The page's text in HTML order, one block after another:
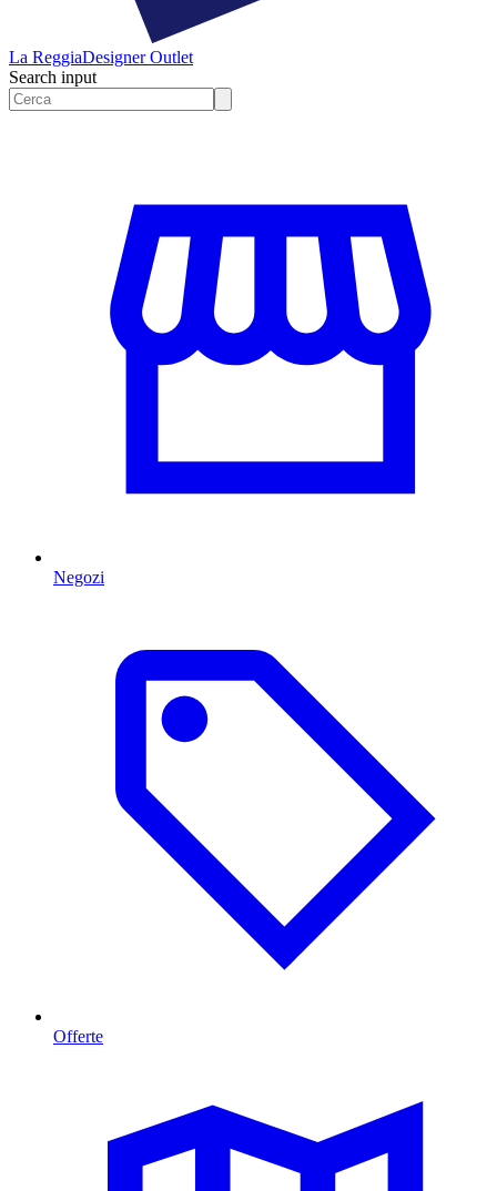
La ReggiaDesigner Outlet
Search input
Negozi
Offerte